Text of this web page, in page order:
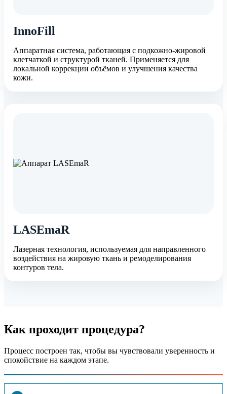
InnoFill
Аппаратная система, работающая с подкожно-жировой
клетчаткой и структурой тканей. Применяется для
локальной коррекции объёмов и улучшения качества
кожи.
LASEmaR
Лазерная технология, используемая для направленного
воздействия на жировую ткань и ремоделирования
контуров тела.
Как проходит процедура?
Процесс построен так, чтобы вы чувствовали уверенность и
спокойствие на каждом этапе.